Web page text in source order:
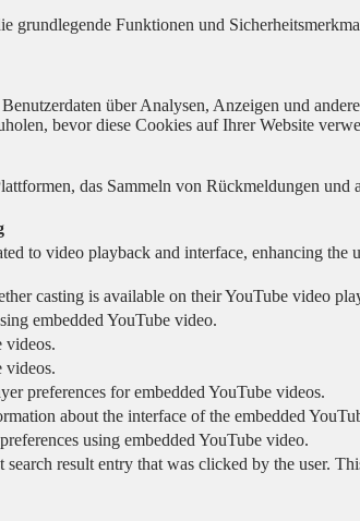
Funktionen und
über Analysen, Anzeigen und
bevor diese Cookies auf Ihrer Website
das Sammeln von Rückmeldungen und
to video playback and interface, enhancing the
casting is available on their YouTube video
embedded YouTube video.
videos.
videos.
preferences for embedded YouTube videos.
about the interface of the embedded
using embedded YouTube video.
result entry that was clicked by the user.